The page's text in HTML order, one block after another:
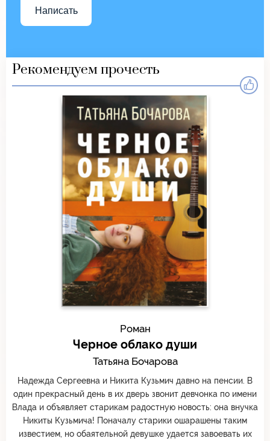
Написать
Рекомендуем прочесть
Роман
Черное облако души
Татьяна Бочарова
Надежда Сергеевна и Никита Кузьмич давно на пенсии. В
один прекрасный день в их дверь звонит девчонка по имени
Влада и объявляет старикам радостную новость: она внучка
Никиты Кузьмича! Поначалу старики ошарашены таким
известием, но обаятельной девушке удается завоевать их